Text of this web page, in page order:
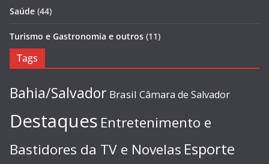
Saúde (44)
Turismo e Gastronomia e outros (11)
Tags
Bahia/Salvador Brasil Câmara de Salvador
Destaques Entretenimento e
Bastidores da TV e Novelas Esporte